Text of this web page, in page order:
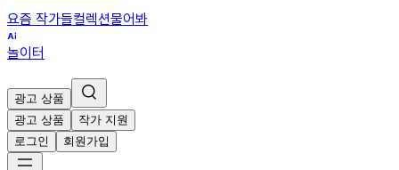
요즘 작가들컬렉션물어봐
놀이터
광고 상품
광고 상품
작가 지원
로그인
회원가입